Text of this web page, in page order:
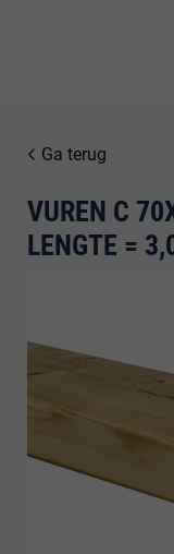
Ga terug
VUREN C
LENGTE =